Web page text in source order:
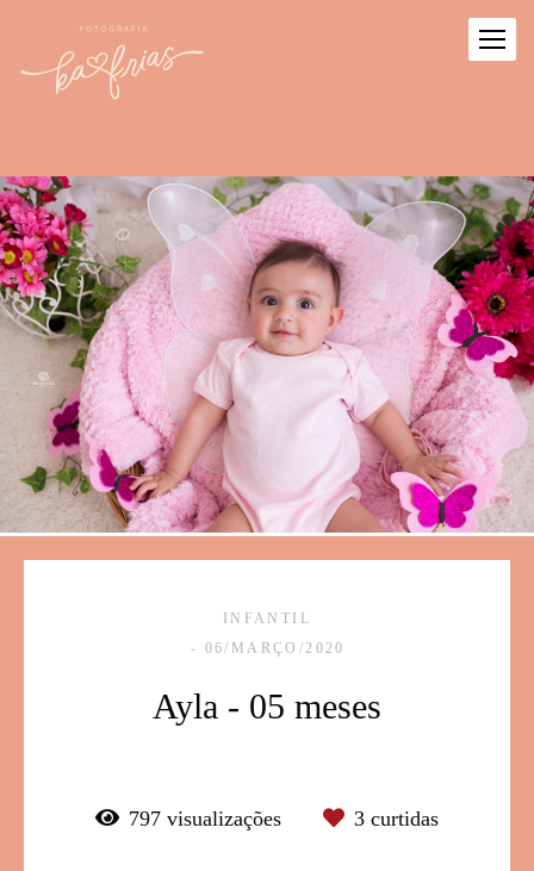
INFANTIL
06/MARÇO/2020
Ayla - 05 meses
797 visualizações 3 curtidas